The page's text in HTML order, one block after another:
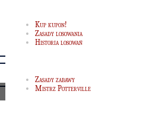
Kup kupon!
Zasady losowania
Historia losowań
Zasady zabawy
Mistrz Potterville